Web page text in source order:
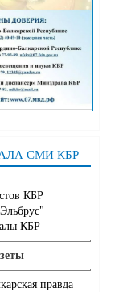
СМИ КБР
КБР
КБР
правда